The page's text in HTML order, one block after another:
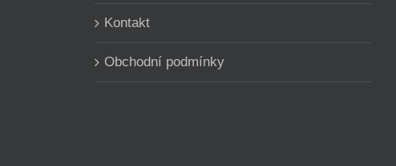
Kontakt
Obchodní podmínky